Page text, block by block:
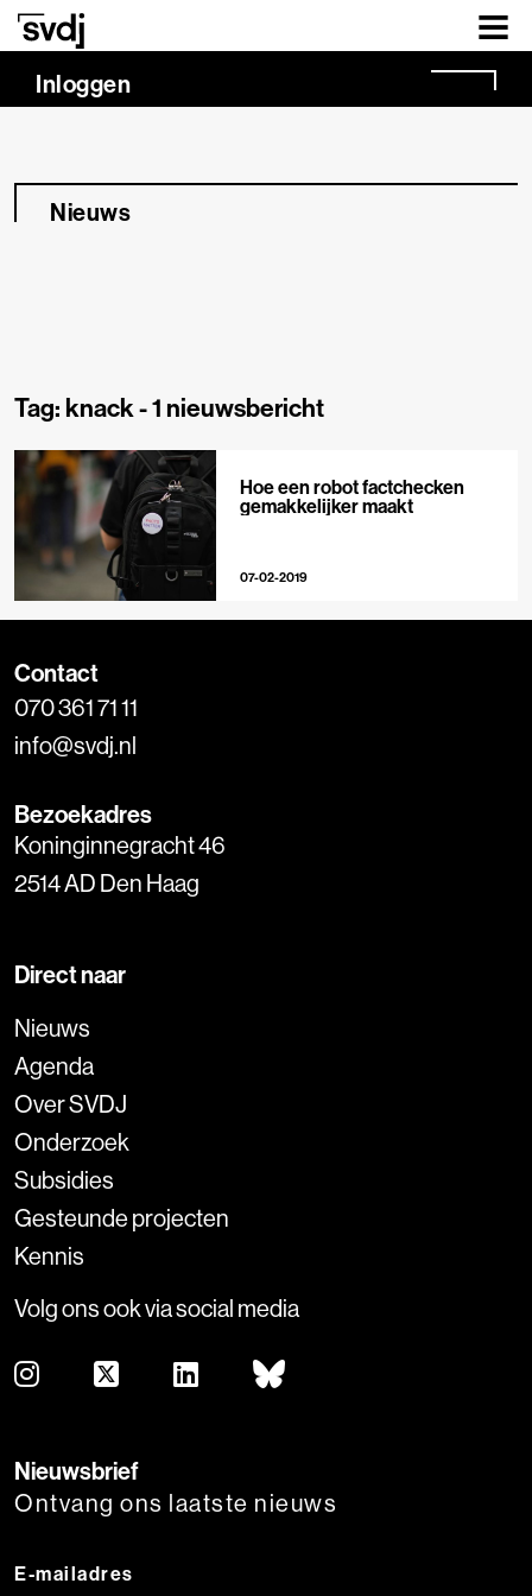
Naar hoofdinhoud
Inloggen
Nieuws
Tag: knack -1 nieuwsbericht
Hoe een robot factchecken
gemakkelijker maakt
07-02-2019
Contact
070 361 71 11
info@svdj.nl
Bezoekadres
Koninginnegracht 46
2514 AD Den Haag
Direct naar
Nieuws
Agenda
Over SVDJ
Onderzoek
Subsidies
Gesteunde projecten
Kennis
Volg ons ook via social media
Nieuwsbrief
Ontvang ons laatste nieuws
E-mailadres